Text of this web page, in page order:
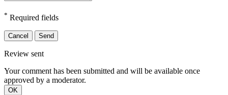
* Required fields
Cancel Send
Review sent
Your comment has been submitted and will be available once
approved by a moderator.
OK